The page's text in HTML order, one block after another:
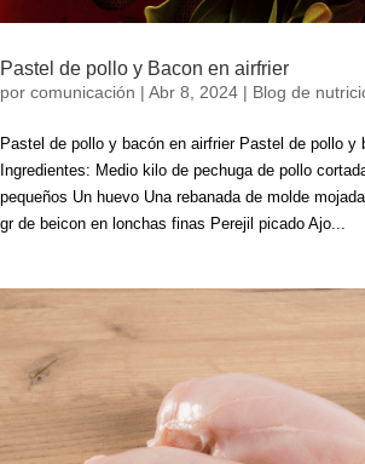
Pastel de pollo y Bacon en airfrier
por comunicación | Abr 8, 2024 | Blog de
Pastel de pollo y bacón en airfrier Pastel de pollo y
Ingredientes: Medio kilo de pechuga de pollo
pequeños Un huevo Una rebanada de molde
gr de beicon en lonchas finas Perejil picado Ajo...